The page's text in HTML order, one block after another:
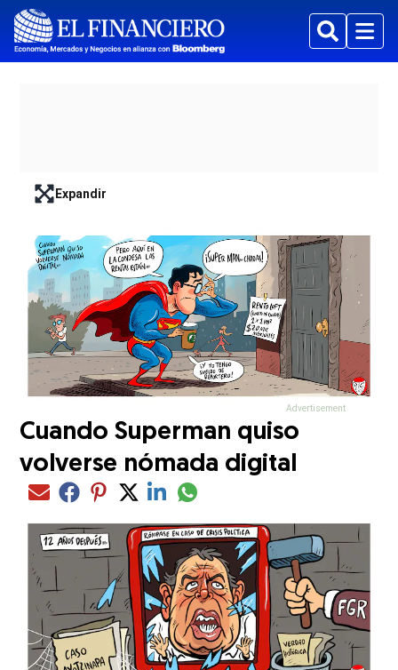
BuscarMenu
lead-art-block.fullscreen-enter
Expandir
Cuando Superman quiso
volverse nómada digital
Compartir el artículo actual mediante Email
Compartir el artículo actual mediante Facebook
Compartir el artículo actual mediante Pinterest
Compartir el artículo actual mediante Twitter
Compartir el artículo actual mediante
Compartir el artículo actual